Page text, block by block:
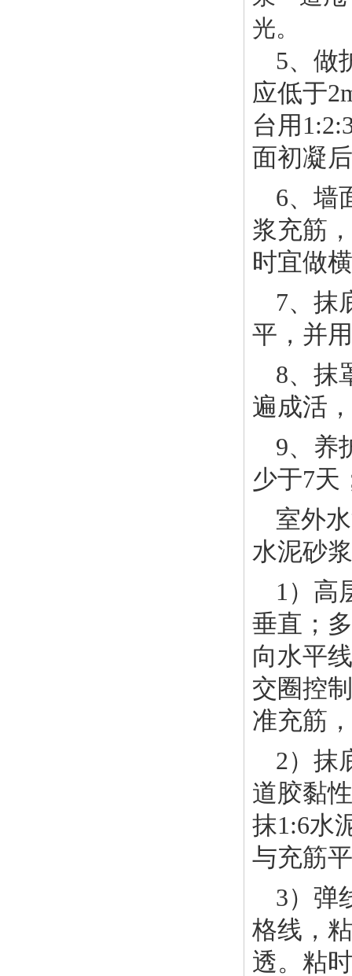
光。
5、做
应低于
台用
面初凝
6、墙
浆充筋
时宜做
7、抹
平，并
8、抹
遍成活
9、养
少于7天
室外
水泥砂
1）高
垂直；
向水平
交圈控
准充筋
2）抹
道胶黏
抹1:6水
与充筋
3）弹
格线，
透。粘